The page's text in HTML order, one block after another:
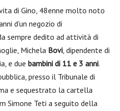
di Gino, 48enne molto noto
d’un negozio di
sempre dedito ad attività di
Michela Bovi, dipendente di
e due bambini di 11 e 3 anni.
presso il Tribunale di
e sequestrato la cartella
Simone Teti a seguito della